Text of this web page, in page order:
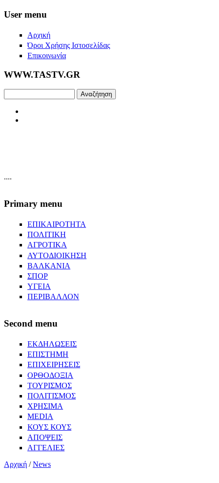
Skip to main content
User menu
Αρχική
Όροι Χρήσης Ιστοσελίδας
Επικοινωνία
WWW.TASTV.GR
....
Primary menu
ΕΠΙΚΑΙΡΟΤΗΤΑ
ΠΟΛΙΤΙΚΗ
ΑΓΡΟΤΙΚΑ
ΑΥΤΟΔΙΟΙΚΗΣΗ
ΒΑΛΚΑΝΙΑ
ΣΠΟΡ
ΥΓΕΙΑ
ΠΕΡΙΒΑΛΛΟΝ
Second menu
ΕΚΔΗΛΩΣΕΙΣ
ΕΠΙΣΤΗΜΗ
ΕΠΙΧΕΙΡΗΣΕΙΣ
ΟΡΘΟΔΟΞΙΑ
ΤΟΥΡΙΣΜΟΣ
ΠΟΛΙΤΙΣΜΟΣ
ΧΡΗΣΙΜΑ
MEDIA
ΚΟΥΣ ΚΟΥΣ
ΑΠΟΨΕΙΣ
ΑΓΓΕΛΙΕΣ
Αρχική /News